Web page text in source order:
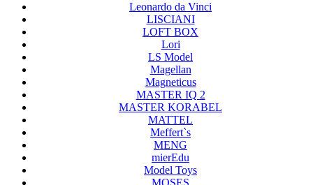
Leonardo da Vinci
LISCIANI
LOFT BOX
Lori
LS Model
Magellan
Magneticus
MASTER IQ 2
MASTER KORABEL
MATTEL
Meffert`s
MENG
mierEdu
Model Toys